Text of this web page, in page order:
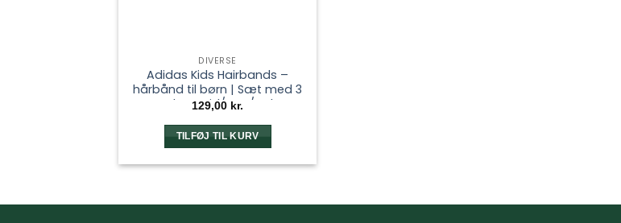
DIVERSE
Adidas Kids Hairbands –
hårbånd til børn | Sæt med 3
stk. – Hvid/Sort/Gul
129,00 kr.
TILFØJ TIL KURV